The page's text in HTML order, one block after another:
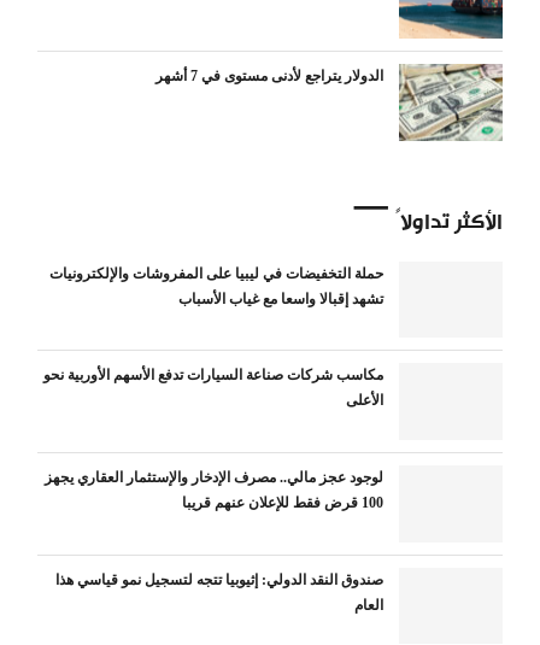
الدولار يتراجع لأدنى مستوى في 7 أشهر
الأكثر تداولاً
حملة التخفيضات في ليبيا على المفروشات والإلكترونيات
تشهد إقبالا واسعا مع غياب الأسباب
مكاسب شركات صناعة السيارات تدفع الأسهم الأوربية نحو
الأعلى
لوجود عجز مالي.. مصرف الإدخار والإستثمار العقاري يجهز
100 قرض فقط للإعلان عنهم قريبا
صندوق النقد الدولي: إثيوبيا تتجه لتسجيل نمو قياسي هذا
العام